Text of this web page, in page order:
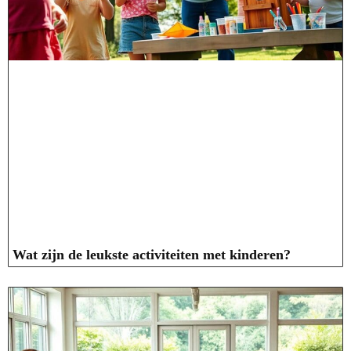
Wat zijn de leukste activiteiten met kinderen?